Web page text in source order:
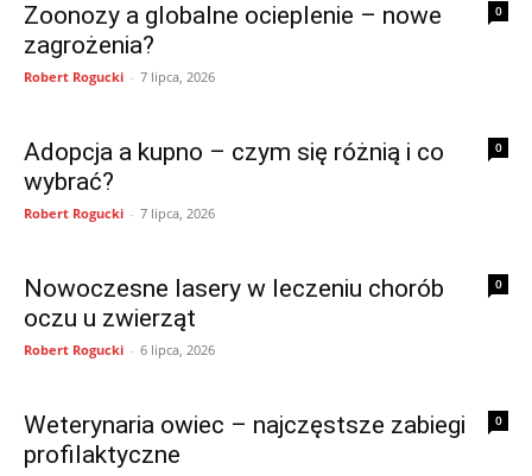
0
Zoonozy a globalne ocieplenie – nowe
zagrożenia?
Robert Rogucki - 7 lipca, 2026
0
Adopcja a kupno – czym się różnią i co
wybrać?
Robert Rogucki - 7 lipca, 2026
0
Nowoczesne lasery w leczeniu chorób
oczu u zwierząt
Robert Rogucki - 6 lipca, 2026
0
Weterynaria owiec – najczęstsze zabiegi
profilaktyczne